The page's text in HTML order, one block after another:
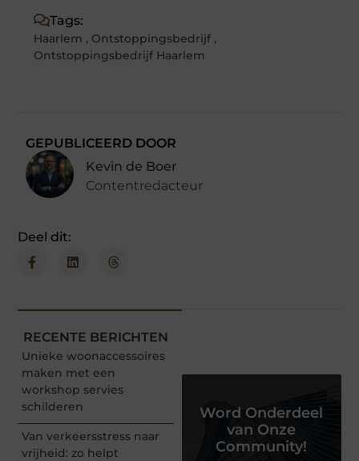
Tags:
Haarlem , Ontstoppingsbedrijf ,
Ontstoppingsbedrijf Haarlem
GEPUBLICEERD DOOR
Kevin de Boer
Contentredacteur
Deel dit:
RECENTE BERICHTEN
Unieke woonaccessoires
maken met een
workshop servies
schilderen
Van verkeersstress naar
vrijheid: zo helpt
Word Onderdeel
van Onze
Community!